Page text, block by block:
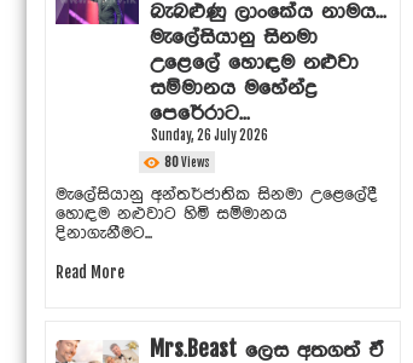
බැබළුණු ලාංකේය නාමය...
මැලේසියානු සිනමා
උළෙලේ හොඳම නළුවා
සම්මානය මහේන්ද්‍ර
පෙරේරාට...
Sunday, 26 July 2026
80Views
මැලේසියානු අන්තර්ජාතික සිනමා උළෙලේදී
හොඳම නළුවාට හිමි සම්මානය
දිනාගැනීමට...
Read More
Mrs.Beast ලෙස අතගත් ඒ